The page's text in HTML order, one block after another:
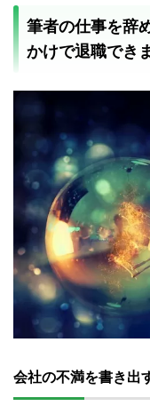
筆者の仕事を辞
かけで退職でき
会社の不満を書き出